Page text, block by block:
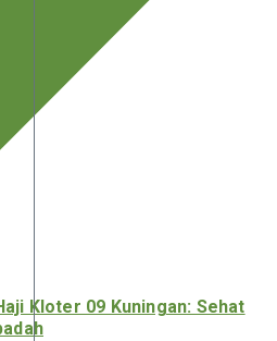
Kloter 09 Kuningan: Sehat